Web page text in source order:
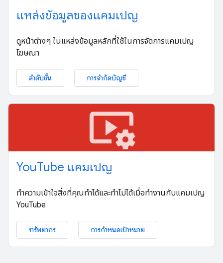
แหล่งข้อมูลของแคมเปญ
ดูหน้าต่างๆ ในแหล่งข้อมูลหลักที่ใช้ในการจัดการแคมเปญ
โฆษณา
ลำดับชั้น การจำกัดบัญชี
video_settings
YouTube แคมเปญ
ทำความเข้าใจสิ่งที่คุณทำได้และทำไม่ได้เมื่อทำงานกับแคมเปญ
YouTube
ทรัพยากร การกำหนดเป้าหมาย